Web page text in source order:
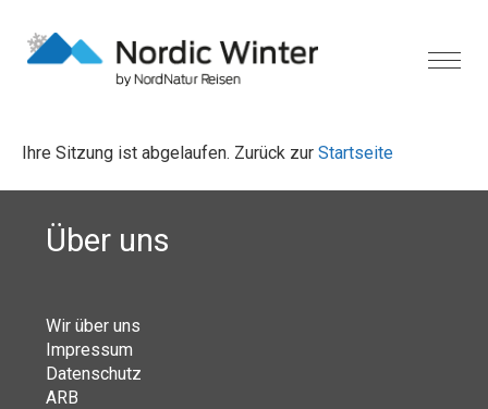
Ihre Sitzung ist abgelaufen. Zurück zur Startseite
Über uns
Wir über uns
Impressum
Datenschutz
ARB